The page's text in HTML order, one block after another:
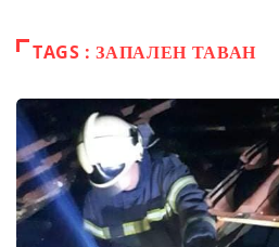
TAGS : ЗАПАЛЕН ТАВАН